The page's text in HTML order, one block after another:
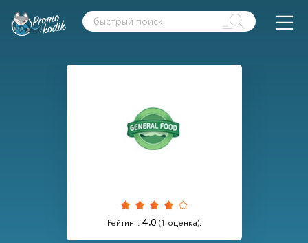
Рейтинг: 4.0 (1 оценка).